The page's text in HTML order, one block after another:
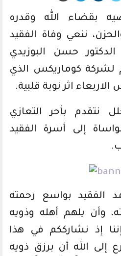
بقضاء الله وقدره
ننعي وفاة الفقيد
الدكتور حسن البوزيدي
لشركة كوماريكس الذي
اثر نوبة قلبية.
نتقدم بأحر التعازي
إلى أسرة الفقيد
الفقيد بواسع رحمته
وأن يلهم أهله وذويه
إذ نشارككم في هذا
إلى الله أن برزق ذويه